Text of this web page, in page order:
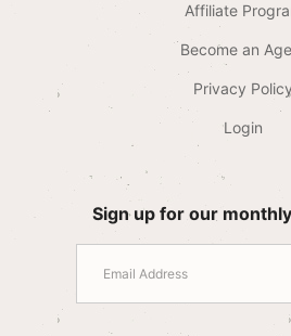
Affiliate
Become an
Privacy Policy
Login
Sign up for our